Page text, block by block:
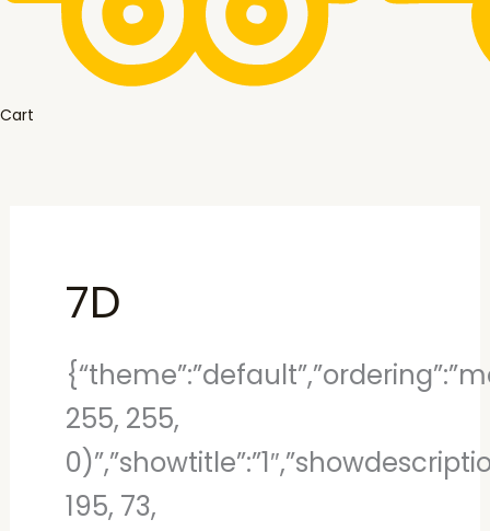
Cart
7D
255, 255,
195, 73,